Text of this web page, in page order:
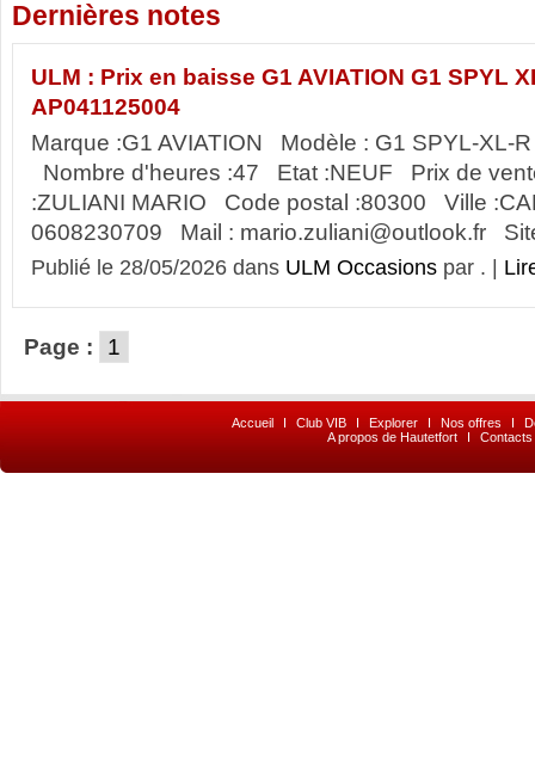
Dernières notes
ULM : Prix en baisse G1 AVIATION G1 SPYL
AP041125004
Marque :G1 AVIATION Modèle : G1 SPYL-XL-
Nombre d'heures :47 Etat :NEUF Prix de
:ZULIANI MARIO Code postal :80300 Ville
0608230709 Mail : mario.zuliani@outlook.fr
Publié le 28/05/2026 dans ULM Occasions par . |
Page : 1
Accueil I Club VIB I Explorer I Nos offres I
A propos de Hautetfort
I Contacts